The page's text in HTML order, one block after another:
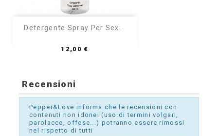
Detergente Spray Per Sex...
Prezzo
12,00 €
Recensioni
Pepper&Love informa che le recensioni con
contenuti non idonei (uso di termini volgari,
parolacce, offese...) potranno essere rimossi
nel rispetto di tutti